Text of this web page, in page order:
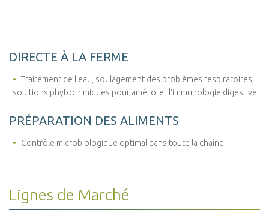
DIRECTE À LA FERME
Traitement de l'eau, soulagement des problèmes respiratoires,
solutions phytochimiques pour améliorer l'immunologie digestive
PRÉPARATION DES ALIMENTS
Contrôle microbiologique optimal dans toute la chaîne
Lignes de Marché